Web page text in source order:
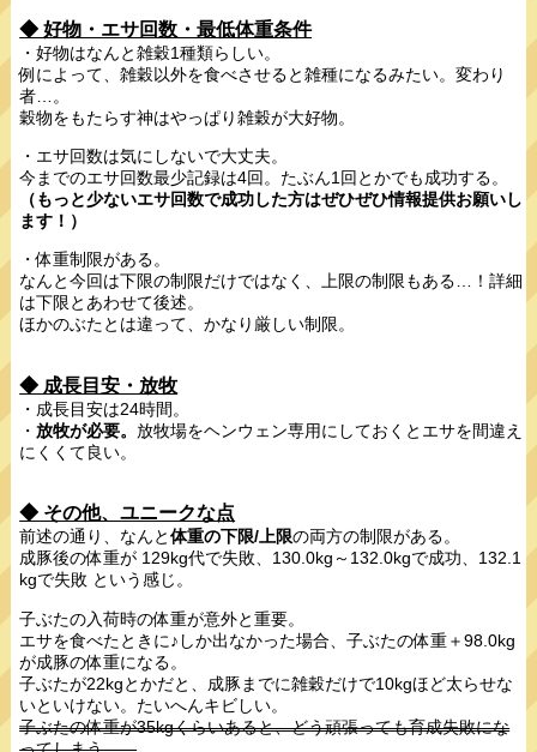
◆ 好物・エサ回数・最低体重条件
・好物はなんと雑穀1種類らしい。
例によって、雑穀以外を食べさせると雑種になるみたい。変わり
者…。
穀物をもたらす神はやっぱり雑穀が大好物。
・エサ回数は気にしないで大丈夫。
今までのエサ回数最少記録は4回。たぶん1回とかでも成功する。
（もっと少ないエサ回数で成功した方はぜひぜひ情報提供お願いし
ます！）
・体重制限がある。
なんと今回は下限の制限だけではなく、上限の制限もある…！詳細
は下限とあわせて後述。
ほかのぶたとは違って、かなり厳しい制限。
◆ 成長目安・放牧
・成長目安は24時間。
・放牧が必要。放牧場をヘンウェン専用にしておくとエサを間違え
にくくて良い。
◆ その他、ユニークな点
前述の通り、なんと体重の下限/上限の両方の制限がある。
成豚後の体重が 129kg代で失敗、130.0kg～132.0kgで成功、132.1
kgで失敗 という感じ。
子ぶたの入荷時の体重が意外と重要。
エサを食べたときに♪しか出なかった場合、子ぶたの体重＋98.0kg
が成豚の体重になる。
子ぶたが22kgとかだと、成豚までに雑穀だけで10kgほど太らせな
いといけない。たいへんキビしい。
子ぶたの体重が35kgくらいあると、どう頑張っても育成失敗にな
ってしまう…。